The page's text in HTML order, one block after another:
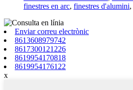
finestres en arc, finestres d'alumini,
Enviar correu electrònic
8613608979742
8617300121226
8619954170818
8619954176122
x